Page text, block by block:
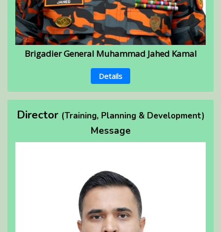
Brigadier General Muhammad Jahed Kamal
Details
Director (Training, Planning & Development)
Message